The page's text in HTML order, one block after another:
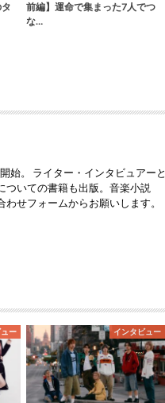
前編】運命で集まった7人でつ
な…
始。 ライター・インタビュアーと
ついての書籍も出版。音楽小説
せフォームからお願いします。
ー インタビュー